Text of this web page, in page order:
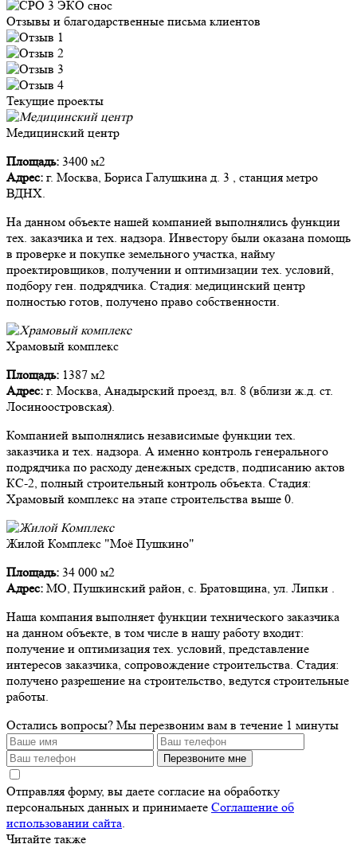
Отзывы и благодарственные письма клиентов
Текущие проекты
Медицинский центр
Площадь: 3400 м2
Адрес: г. Москва, Бориса Галушкина д. 3 , станция метро
ВДНХ.
На данном объекте нашей компанией выполнялись функции
тех. заказчика и тех. надзора. Инвестору были оказана помощь
в проверке и покупке земельного участка, найму
проектировщиков, получении и оптимизации тех. условий,
подбору ген. подрядчика. Стадия: медицинский центр
полностью готов, получено право собственности.
Храмовый комплекс
Площадь: 1387 м2
Адрес: г. Москва, Анадырский проезд, вл. 8 (вблизи ж.д. ст.
Лосиноостровская).
Компанией выполнялись независимые функции тех.
заказчика и тех. надзора. А именно контроль генерального
подрядчика по расходу денежных средств, подписанию актов
КС-2, полный строительный контроль объекта. Стадия:
Храмовый комплекс на этапе строительства выше 0.
Жилой Комплекс "Моё Пушкино"
Площадь: 34 000 м2
Адрес: МО, Пушкинский район, с. Братовщина, ул. Липки .
Наша компания выполняет функции технического заказчика
на данном объекте, в том числе в нашу работу входит:
получение и оптимизация тех. условий, представление
интересов заказчика, сопровождение строительства. Стадия:
получено разрешение на строительство, ведутся строительные
работы.
Остались вопросы? Мы перезвоним вам в течение 1 минуты
Перезвоните мне
Отправляя форму, вы даете согласие на обработку
персональных данных и принимаете Соглашение об
использовании сайта.
Читайте также